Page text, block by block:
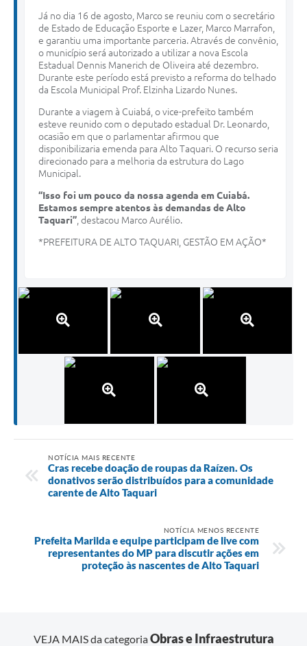
Já no dia 16 de agosto, Marco se reuniu com o secretário
de Estado de Educação Esporte e Lazer, Marco Marrafon,
e garantiu uma importante parceria. Através de convênio,
o município será autorizado a utilizar a nova Escola
Estadual Dennis Manerich de Oliveira até dezembro.
Durante este período está previsto a reforma do telhado
da Escola Municipal Prof. Elzinha Lizardo Nunes.
Durante a viagem à Cuiabá, o vice-prefeito também
esteve reunido com o deputado estadual Dr. Leonardo,
ocasião em que o parlamentar afirmou que
disponibilizaria emenda para Alto Taquari. O recurso seria
direcionado para a melhoria da estrutura do Lago
Municipal.
“Isso foi um pouco da nossa agenda em Cuiabá.
Estamos sempre atentos às demandas de Alto
Taquari” , destacou Marco Aurélio.
*PREFEITURA DE ALTO TAQUARI, GESTÃO EM AÇÃO*
NOTÍCIA MAIS RECENTE
Cras recebe doação de roupas da Raízen. Os
donativos serão distribuídos para a comunidade
carente de Alto Taquari
NOTÍCIA MENOS RECENTE
Prefeita Marilda e equipe participam de live com
representantes do MP para discutir ações em
proteção às nascentes de Alto Taquari
VEJA MAIS da categoriaObras e Infraestrutura